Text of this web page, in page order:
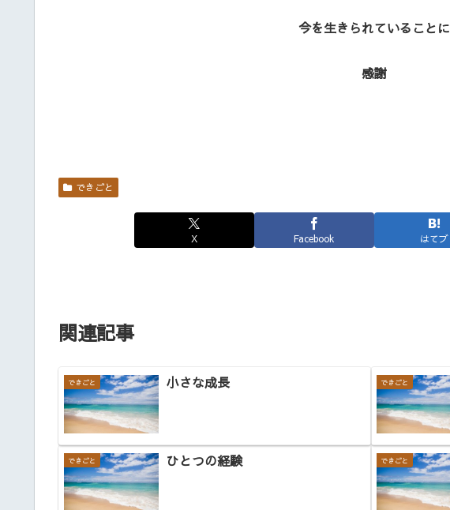
今を生きられていることに
感謝
できごと
X Facebook はてブ
関連記事
できごと 小さな成長 できごと
できごと ひとつの経験 できごと